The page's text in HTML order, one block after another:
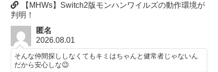
【MHWs】Switch2版モンハンワイルズの動作環境が
判明！
匿名
2026.08.01
そんな仲間探ししなくてもキミはちゃんと健常者じゃないん
だから安心しな😉